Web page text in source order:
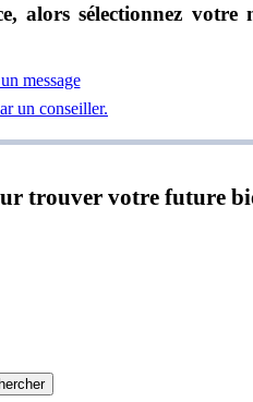
alors sélectionnez
message
un conseiller.
trouver votre future